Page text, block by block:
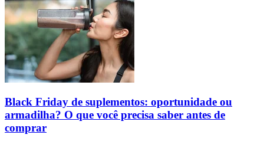
Black Friday de suplementos: oportunidade ou
armadilha? O que você precisa saber antes de
comprar